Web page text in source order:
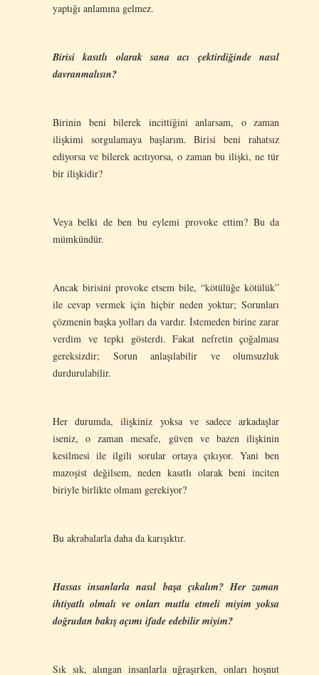
yaptığı anlamına gelmez.
Birisi kasıtlı olarak sana acı çektirdiğinde nasıl
davranmalısın?
Birinin beni bilerek incittiğini anlarsam, o zaman
ilişkimi sorgulamaya başlarım. Birisi beni rahatsız
ediyorsa ve bilerek acıtıyorsa, o zaman bu ilişki, ne tür
bir ilişkidir?
Veya belki de ben bu eylemi provoke ettim? Bu da
mümkündür.
Ancak birisini provoke etsem bile, “kötülüğe kötülük”
ile cevap vermek için hiçbir neden yoktur; Sorunları
çözmenin başka yolları da vardır. İstemeden birine zarar
verdim ve tepki gösterdi. Fakat nefretin çoğalması
gereksizdir; Sorun anlaşılabilir ve olumsuzluk
durdurulabilir.
Her durumda, ilişkiniz yoksa ve sadece arkadaşlar
iseniz, o zaman mesafe, güven ve bazen ilişkinin
kesilmesi ile ilgili sorular ortaya çıkıyor. Yani ben
mazoşist değilsem, neden kasıtlı olarak beni inciten
biriyle birlikte olmam gerekiyor?
Bu akrabalarla daha da karışıktır.
Hassas insanlarla nasıl başa çıkalım? Her zaman
ihtiyatlı olmalı ve onları mutlu etmeli miyim yoksa
doğrudan bakış açımı ifade edebilir miyim?
Sık sık, alıngan insanlarla uğraşırken, onları hoşnut